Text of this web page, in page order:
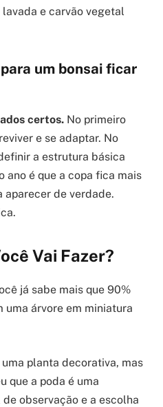
e carvão vegetal
um bonsai ficar
certos. No primeiro
e se adaptar. No
a estrutura básica
ano é que a copa fica mais
aparecer de verdade.
Vai Fazer?
já sabe mais que 90%
uma árvore em miniatura
planta decorativa, mas
que a poda é uma
observação e a escolha